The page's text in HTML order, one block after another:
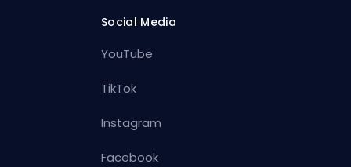
Social Media
YouTube
TikTok
Instagram
Facebook